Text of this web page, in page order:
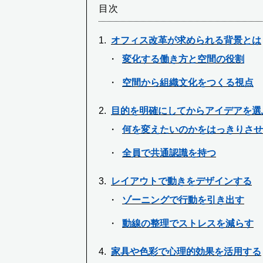
目次
オフィス改革が求められる背景とは
変化する働き方と空間の役割
空間から組織文化をつくる視点
目的を明確にしてからアイデアを
何を変えたいのかをはっきりさ
全員で共通認識を持つ
レイアウトで動きをデザインする
ゾーニングで行動を引き出す
動線の整理でストレスを減らす
家具や色彩で心理的効果を活用する